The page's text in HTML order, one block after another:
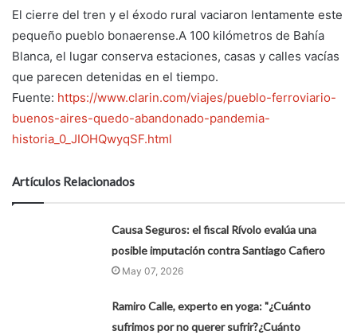
El cierre del tren y el éxodo rural vaciaron lentamente este
pequeño pueblo bonaerense.A 100 kilómetros de Bahía
Blanca, el lugar conserva estaciones, casas y calles vacías
que parecen detenidas en el tiempo.
Fuente: https://www.clarin.com/viajes/pueblo-ferroviario-
buenos-aires-quedo-abandonado-pandemia-
historia_0_JIOHQwyqSF.html
Artículos Relacionados
Causa Seguros: el fiscal Rívolo evalúa una
posible imputación contra Santiago Cafiero
May 07, 2026
Ramiro Calle, experto en yoga: "¿Cuánto
sufrimos por no querer sufrir?¿Cuánto